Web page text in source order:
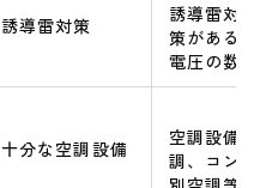
誘導雷対策
誘導雷対
策がある
電圧の数値
十分な空調設備
空調設備
調、コン